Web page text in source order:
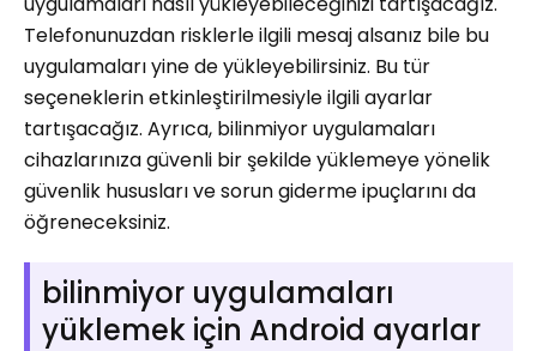
Telefonunuzdan risklerle ilgili mesaj alsanız bile bu
uygulamaları yine de yükleyebilirsiniz. Bu tür
seçeneklerin etkinleştirilmesiyle ilgili ayarlar
tartışacağız. Ayrıca, bilinmiyor uygulamaları
cihazlarınıza güvenli bir şekilde yüklemeye yönelik
güvenlik hususları ve sorun giderme ipuçlarını da
öğreneceksiniz.
bilinmiyor uygulamaları
yüklemek için Android ayarlar